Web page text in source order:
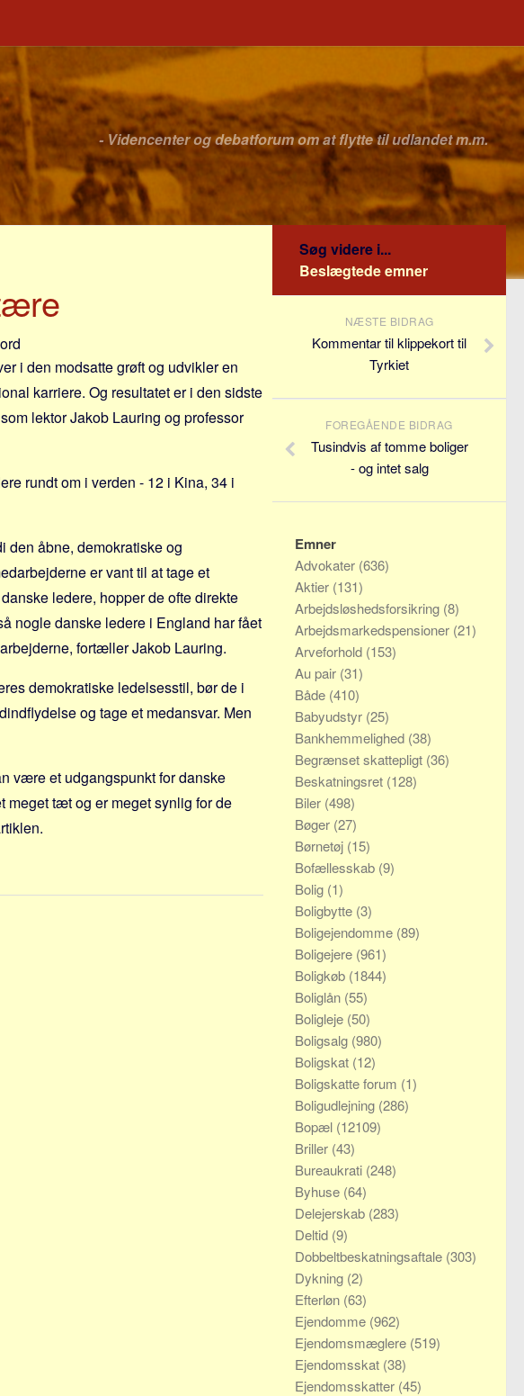
- Videncenter og debatforum om at flytte til udlandet m.m.
i den modsatte grøft og udvikler en
karriere. Og resultatet er i den sidste
lektor Jakob Lauring og professor
rundt om i verden - 12 i Kina, 34 i
den åbne, demokratiske og
er vant til at tage et
ledere, hopper de ofte direkte
nogle danske ledere i England har fået
fortæller Jakob Lauring.
demokratiske ledelsesstil, bør de i
og tage et medansvar. Men
være et udgangspunkt for danske
meget tæt og er meget synlig for de
Søg videre i...
Beslægtede emner
NÆSTE BIDRAG
Kommentar til klippekort til
Tyrkiet
FOREGÅENDE BIDRAG
Tusindvis af tomme boliger
- og intet salg
Emner
Advokater (636)
Aktier (131)
Arbejdsløshedsforsikring (8)
Arbejdsmarkedspensioner (21)
Arveforhold (153)
Au pair (31)
Både (410)
Babyudstyr (25)
Bankhemmelighed (38)
Begrænset skattepligt (36)
Beskatningsret (128)
Biler (498)
Bøger (27)
Børnetøj (15)
Bofællesskab (9)
Bolig (1)
Boligbytte (3)
Boligejendomme (89)
Boligejere (961)
Boligkøb (1844)
Boliglån (55)
Boligleje (50)
Boligsalg (980)
Boligskat (12)
Boligskatte forum (1)
Boligudlejning (286)
Bopæl (12109)
Briller (43)
Bureaukrati (248)
Byhuse (64)
Delejerskab (283)
Deltid (9)
Dobbeltbeskatningsaftale (303)
Dykning (2)
Efterløn (63)
Ejendomme (962)
Ejendomsmæglere (519)
Ejendomsskat (38)
Ejendomsskatter (45)